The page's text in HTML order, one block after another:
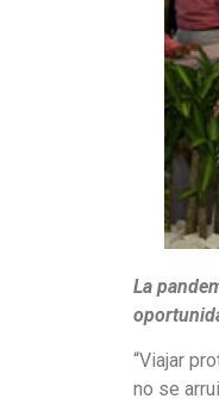
La
“Viajar
no se